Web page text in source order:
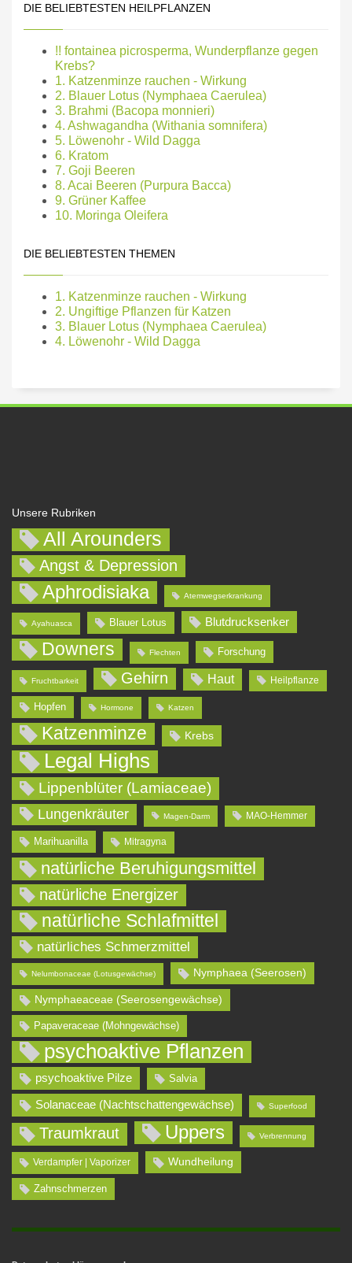
DIE BELIEBTESTEN HEILPFLANZEN
!! fontainea picrosperma, Wunderpflanze gegen
Krebs?
1. Katzenminze rauchen - Wirkung
2. Blauer Lotus (Nymphaea Caerulea)
3. Brahmi (Bacopa monnieri)
4. Ashwagandha (Withania somnifera)
5. Löwenohr - Wild Dagga
6. Kratom
7. Goji Beeren
8. Acai Beeren (Purpura Bacca)
9. Grüner Kaffee
10. Moringa Oleifera
DIE BELIEBTESTEN THEMEN
1. Katzenminze rauchen - Wirkung
2. Ungiftige Pflanzen für Katzen
3. Blauer Lotus (Nymphaea Caerulea)
4. Löwenohr - Wild Dagga
Unsere Rubriken
All Arounders
Angst & Depression
Aphrodisiaka Atemwegserkrankung
Ayahuasca Blauer Lotus Blutdrucksenker
Downers Flechten Forschung
Fruchtbarkeit Gehirn Haut Heilpflanze
Hopfen Hormone Katzen
Katzenminze Krebs
Legal Highs
Lippenblüter (Lamiaceae)
Lungenkräuter Magen-Darm MAO-Hemmer
Marihuanilla Mitragyna
natürliche Beruhigungsmittel
natürliche Energizer
natürliche Schlafmittel
natürliches Schmerzmittel
Nelumbonaceae (Lotusgewächse) Nymphaea (Seerosen)
Nymphaeaceae (Seerosengewächse)
Papaveraceae (Mohngewächse)
psychoaktive Pflanzen
psychoaktive Pilze Salvia
Solanaceae (Nachtschattengewächse) Superfood
Traumkraut Uppers Verbrennung
Verdampfer | Vaporizer Wundheilung
Zahnschmerzen